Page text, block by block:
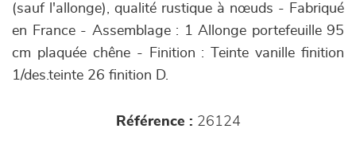
(sauf l'allonge), qualité rustique à nœuds - Fabriqué
en France - Assemblage : 1 Allonge portefeuille 95
cm plaquée chêne - Finition : Teinte vanille finition
1/des.teinte 26 finition D.
Référence : 26124